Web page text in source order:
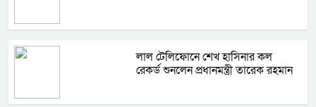
লাল টেলিফোনে শেখ হাসিনার কল
রেকর্ড শুনলেন প্রধানমন্ত্রী তারেক রহমান